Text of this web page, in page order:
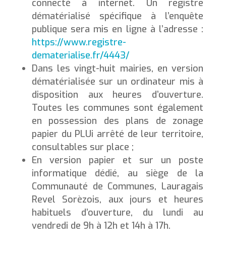
connecté à internet. Un registre
dématérialisé spécifique à l’enquête
publique sera mis en ligne à l’adresse :
https://www.registre-
dematerialise.fr/4443/
Dans les vingt-huit mairies, en version
dématérialisée sur un ordinateur mis à
disposition aux heures d’ouverture.
Toutes les communes sont également
en possession des plans de zonage
papier du PLUi arrêté de leur territoire,
consultables sur place ;
En version papier et sur un poste
informatique dédié, au siège de la
Communauté de Communes, Lauragais
Revel Sorèzois, aux jours et heures
habituels d’ouverture, du lundi au
vendredi de 9h à 12h et 14h à 17h.